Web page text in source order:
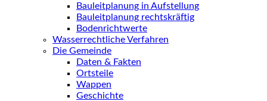
Bauleitplanung in Aufstellung
Bauleitplanung rechtskräftig
Bodenrichtwerte
Wasserrechtliche Verfahren
Die Gemeinde
Daten & Fakten
Ortsteile
Wappen
Geschichte